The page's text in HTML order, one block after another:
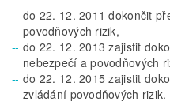
do 22. 12. 2011 dokončit
povodňových rizik,
do 22. 12. 2013 zajistit
nebezpečí a povodňových
do 22. 12. 2015 zajistit
zvládání povodňových rizik.